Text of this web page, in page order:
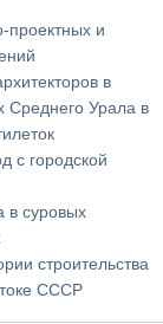
проектных и
в
Среднего Урала в
с городской
в суровых
строительства
СССР